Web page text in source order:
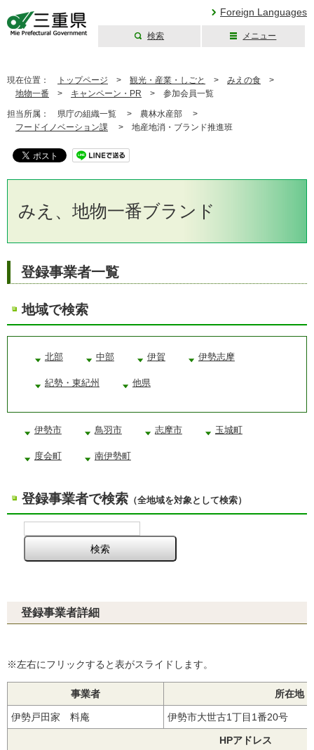
Foreign Languages
検索 メニュー
現在位置： トップページ > 観光・産業・しごと > みえの食 >
地物一番 > キャンペーン・PR > 参加会員一覧
担当所属： 県庁の組織一覧 > 農林水産部 >
フードイノベーション課 > 地産地消・ブランド推進班
みえ、地物一番ブランド
登録事業者一覧
地域で検索
北部 中部 伊賀 伊勢志摩
紀勢・東紀州 他県
伊勢市 鳥羽市 志摩市 玉城町
度会町 南伊勢町
登録事業者で検索 （全地域を対象として検索）
登録事業者詳細
※左右にフリックすると表がスライドします。
事業者 所在地
伊勢戸田家 料庵 伊勢市大世古1丁目1番20号
HPアドレス